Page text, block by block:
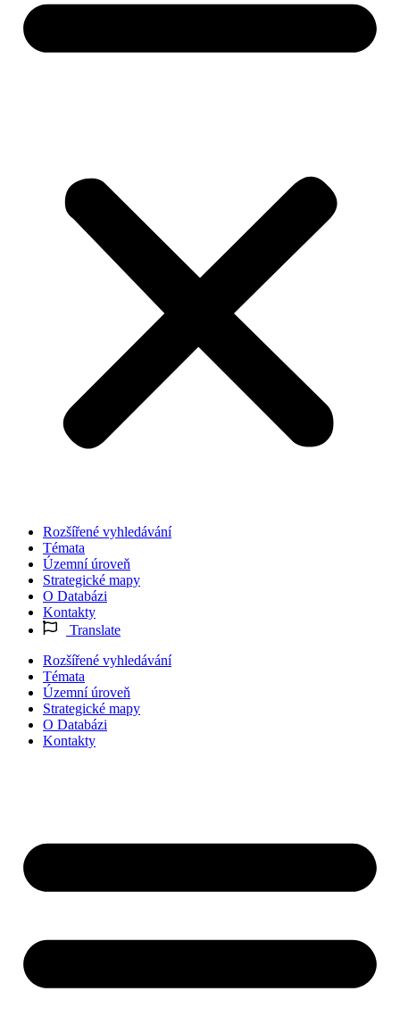
Rozšířené vyhledávání
Témata
Územní úroveň
Strategické mapy
O Databázi
Kontakty
Translate
Rozšířené vyhledávání
Témata
Územní úroveň
Strategické mapy
O Databázi
Kontakty